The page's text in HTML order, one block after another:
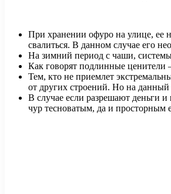
При хранении офуро на улице, ее
свалиться. В данном случае его
На зимний период с чаши, системы
Как говорят подлинные ценители
Тем, кто не приемлет
от других строений. Но на данный
В случае если разрешают деньги
чур тесноватым, да и просторным